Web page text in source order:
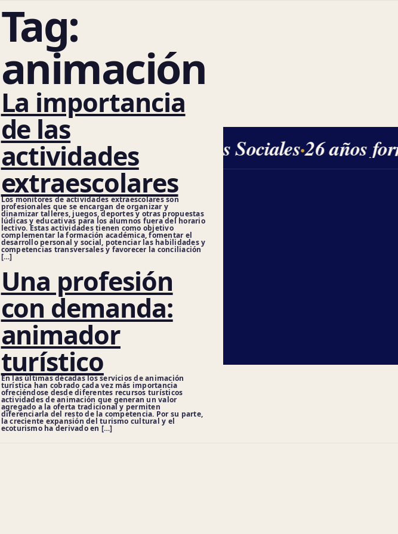
Tag:
animación
La importancia
de las
actividades
extraescolares
Los monitores de actividades extraescolares son
profesionales que se encargan de organizar y
dinamizar talleres, juegos, deportes y otras propuestas
lúdicas y educativas para los alumnos fuera del horario
lectivo. Estas actividades tienen como objetivo
complementar la formación académica, fomentar el
desarrollo personal y social, potenciar las habilidades y
competencias transversales y favorecer la conciliación
[…]
Una profesión
con demanda:
animador
turístico
En las últimas décadas los servicios de animación
turística han cobrado cada vez más importancia
ofreciéndose desde diferentes recursos turísticos
actividades de animación que generan un valor
agregado a la oferta tradicional y permiten
diferenciarla del resto de la competencia. Por su parte,
la creciente expansión del turismo cultural y el
ecoturismo ha derivado en […]
Ciencias Sociales·26 años